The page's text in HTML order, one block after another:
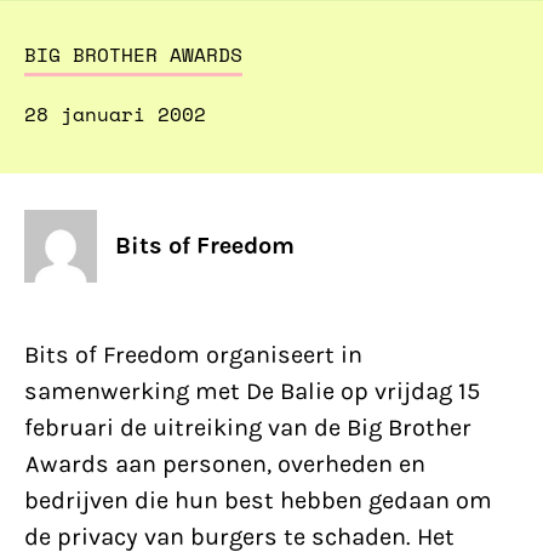
BIG BROTHER AWARDS
28 januari 2002
Bits of Freedom
Bits of Freedom organiseert in
samenwerking met De Balie op vrijdag 15
februari de uitreiking van de Big Brother
Awards aan personen, overheden en
bedrijven die hun best hebben gedaan om
de privacy van burgers te schaden. Het